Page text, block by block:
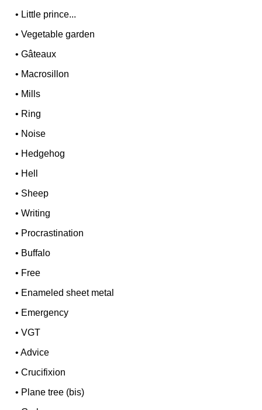
• Little prince...
•Vegetable garden
•Gâteaux
• Macrosillon
• Mills
• Ring
• Noise
• Hedgehog
• Hell
• Sheep
•Writing
• Procrastination
• Buffalo
• Free
• Enameled sheet metal
• Emergency
•VGT
•Advice
•Crucifixion
• Plane tree (bis)